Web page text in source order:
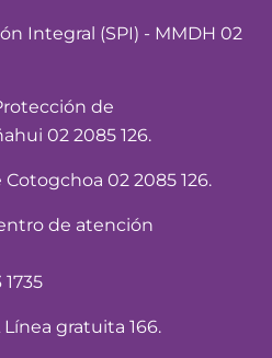
Integral (SPI) - MMDH 02
de
02 2085 126.
02 2085 126.
de atención
gratuita 166.